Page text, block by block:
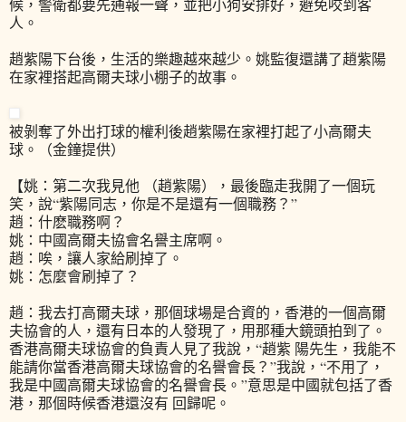
候，警衛都要先通報一聲，並把小狗安排好，避免咬到客
人。
趙紫陽下台後，生活的樂趣越來越少。姚監復還講了趙紫陽
在家裡搭起高爾夫球小棚子的故事。
被剝奪了外出打球的權利後趙紫陽在家裡打起了小高爾夫
球。（金鐘提供）
【姚：第二次我見他 （趙紫陽），最後臨走我開了一個玩
笑，說“紫陽同志，你是不是還有一個職務？”
趙：什麽職務啊？
姚：中國高爾夫協會名譽主席啊。
趙：唉，讓人家給刷掉了。
姚：怎麼會刷掉了？
趙：我去打高爾夫球，那個球場是合資的，香港的一個高爾
夫協會的人，還有日本的人發現了，用那種大鏡頭拍到了。
香港高爾夫球協會的負責人見了我說，“趙紫 陽先生，我能不
能請你當香港高爾夫球協會的名譽會長？”我說，“不用了，
我是中國高爾夫球協會的名譽會長。”意思是中國就包括了香
港，那個時候香港還沒有 回歸呢。